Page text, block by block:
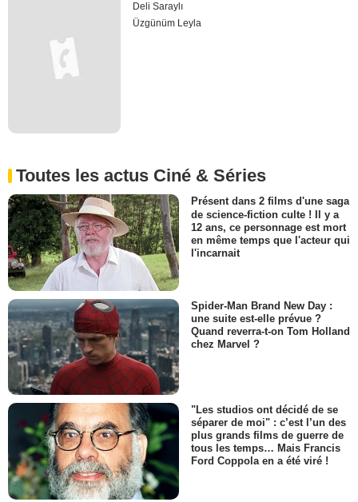
Deli Saraylı
Üzgünüm Leyla
Toutes les actus Ciné & Séries
Présent dans 2 films d'une saga
de science-fiction culte ! Il y a
12 ans, ce personnage est mort
en même temps que l'acteur qui
l'incarnait
Spider-Man Brand New Day :
une suite est-elle prévue ?
Quand reverra-t-on Tom Holland
chez Marvel ?
"Les studios ont décidé de se
séparer de moi" : c’est l’un des
plus grands films de guerre de
tous les temps… Mais Francis
Ford Coppola en a été viré !